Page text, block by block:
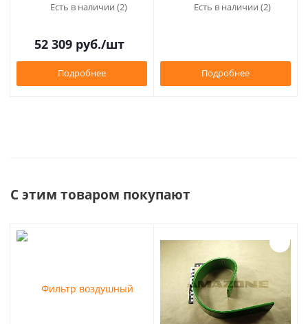
Есть в наличии (2)
52 309 руб./шт
Подробнее
Есть в наличии (2)
Подробнее
С этим товаром покупают